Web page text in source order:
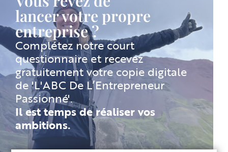
lancer votre propre
entreprise ?
Complétez notre court
questionnaire et recevez
gratuitement votre copie digitale
de 'L'ABC De L’Entrepreneur
Passionné'.
Il est temps de réaliser vos
ambitions.